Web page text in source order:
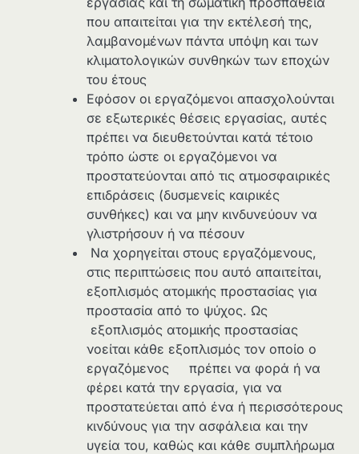
που απαιτείται για την εκτέλεσή της,
λαμβανομένων πάντα υπόψη και των
κλιματολογικών συνθηκών των εποχών
του έτους
Εφόσον οι εργαζόμενοι απασχολούνται
σε εξωτερικές θέσεις εργασίας, αυτές
πρέπει να διευθετούνται κατά τέτοιο
τρόπο ώστε οι εργαζόμενοι να
προστατεύονται από τις ατμοσφαιρικές
επιδράσεις (δυσμενείς καιρικές
συνθήκες) και να μην κινδυνεύουν να
γλιστρήσουν ή να πέσουν
Να χορηγείται στους εργαζόμενους,
στις περιπτώσεις που αυτό απαιτείται,
εξοπλισμός ατομικής προστασίας για
προστασία από το ψύχος. Ως
εξοπλισμός ατομικής προστασίας
νοείται κάθε εξοπλισμός τον οποίο ο
εργαζόμενος πρέπει να φορά ή να
φέρει κατά την εργασία, για να
προστατεύεται από ένα ή περισσότερους
κινδύνους για την ασφάλεια και την
υγεία του, καθώς και κάθε συμπλήρωμα